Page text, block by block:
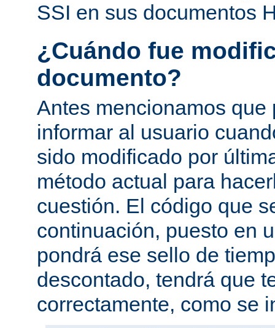
SSI en sus documentos
¿Cuándo fue
documento?
Antes mencionamos que
informar al usuario
sido modificado por
método actual para
cuestión. El código que
continuación, puesto en
pondrá ese sello de
descontado, tendrá que
correctamente, como se